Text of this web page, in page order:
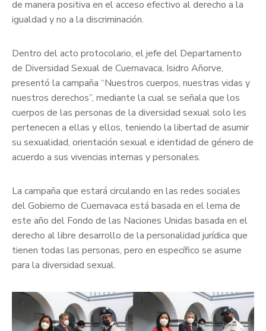
de manera positiva en el acceso efectivo al derecho a la
igualdad y no a la discriminación.
Dentro del acto protocolario, el jefe del Departamento
de Diversidad Sexual de Cuernavaca, Isidro Añorve,
presentó la campaña “Nuestros cuerpos, nuestras vidas y
nuestros derechos”, mediante la cual se señala que los
cuerpos de las personas de la diversidad sexual solo les
pertenecen a ellas y ellos, teniendo la libertad de asumir
su sexualidad, orientación sexual e identidad de género de
acuerdo a sus vivencias internas y personales.
La campaña que estará circulando en las redes sociales
del Gobierno de Cuernavaca está basada en el lema de
este año del Fondo de las Naciones Unidas basada en el
derecho al libre desarrollo de la personalidad jurídica que
tienen todas las personas, pero en específico se asume
para la diversidad sexual.